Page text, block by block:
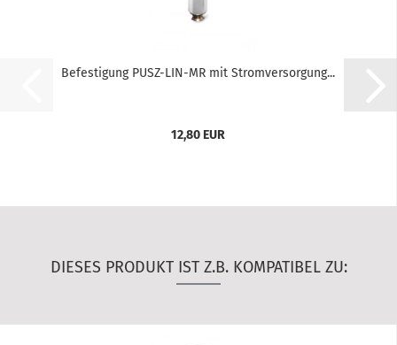
Befestigung PUSZ-LIN-MR mit Stromversorgung...
12,80 EUR
DIESES PRODUKT IST Z.B. KOMPATIBEL ZU: